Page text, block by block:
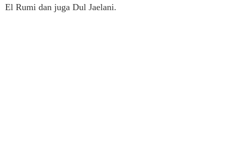
El Rumi dan juga Dul Jaelani.